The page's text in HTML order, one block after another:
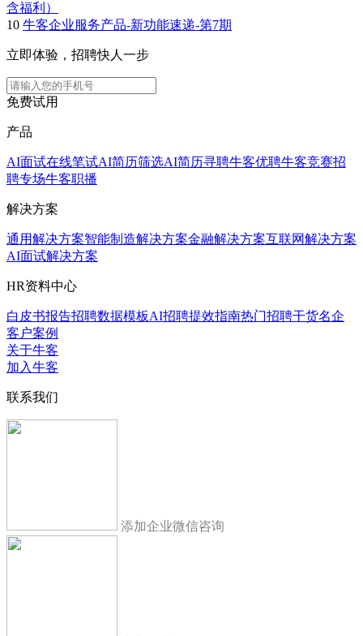
含福利）
10 牛客企业服务产品-新功能速递-第7期
立即体验，招聘快人一步
免费试用
产品
AI面试在线笔试AI简历筛选AI简历寻聘牛客优聘牛客竞赛招
聘专场牛客职播
解决方案
通用解决方案智能制造解决方案金融解决方案互联网解决方案
AI面试解决方案
HR资料中心
白皮书报告招聘数据模板AI招聘提效指南热门招聘干货名企
客户案例
关于牛客
加入牛客
联系我们
添加企业微信咨询